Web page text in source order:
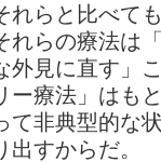
れらと比べて
れらの療法は
外見に直す」
ー療法」はも
て非典型的な
出すからだ。